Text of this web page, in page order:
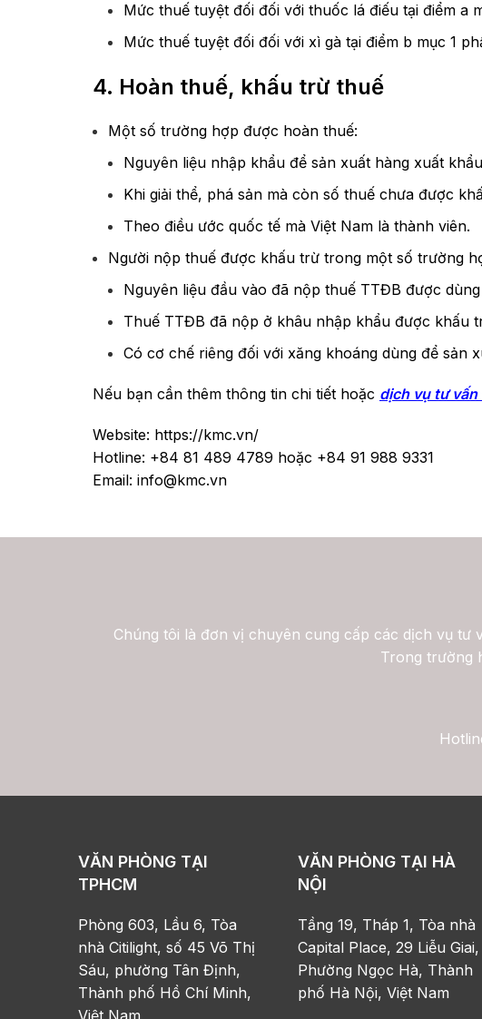
Mức thuế tuyệt đối đối với thuốc lá điếu tại điểm a
Mức thuế tuyệt đối đối với xì gà tại điểm b mục 1
4. Hoàn thuế, khấu trừ thuế
Một số trường hợp được hoàn thuế:
Nguyên liệu nhập khẩu để sản xuất hàng xuất
Khi giải thể, phá sản mà còn số thuế chưa được
Theo điều ước quốc tế mà Việt Nam là thành viên.
Người nộp thuế được khấu trừ trong một số trường
Nguyên liệu đầu vào đã nộp thuế TTĐB được
Thuế TTĐB đã nộp ở khâu nhập khẩu được khấu
Có cơ chế riêng đối với xăng khoáng dùng để sản
Nếu bạn cần thêm thông tin chi tiết hoặc dịch vụ tư vấn
Website: https://kmc.vn/
Hotline: +84 81 489 4789 hoặc +84 91 988 9331
Email: info@kmc.vn
Chúng tôi là đơn vị chuyên cung cấp các dịch vụ tư
Trong trường
VĂN PHÒNG TẠI
TPHCM
Phòng 603, Lầu 6, Tòa
nhà Citilight, số 45 Võ Thị
Sáu, phường Tân Định,
Thành phố Hồ Chí Minh,
Việt Nam
VĂN PHÒNG TẠI HÀ
NỘI
Tầng 19, Tháp 1, Tòa nhà
Capital Place, 29 Liễu Giai,
Phường Ngọc Hà, Thành
phố Hà Nội, Việt Nam